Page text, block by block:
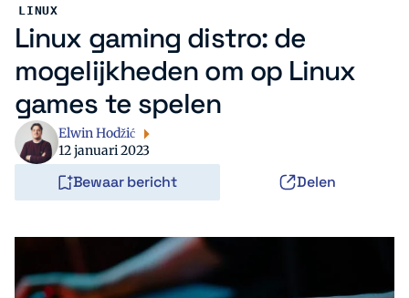
LINUX
Linux gaming distro: de
mogelijkheden om op Linux
games te spelen
Elwin Hodžić
12 januari 2023
Bewaar bericht Delen